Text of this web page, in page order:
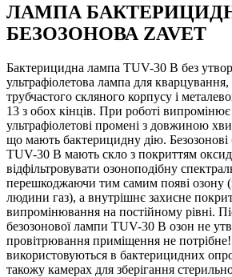
ЛАМПА
БЕЗОЗОНОВА ZAVET
Бактерицидна лампа TUV-30 B без
ультрафіолетова лампа для
трубчастого скляного корпусу і
13 з обох кінців. При роботі випромінює
ультрафіолетові промені з довжиною
що мають бактерицидну дію. Безозонові
TUV-30 B мають скло з покриттям
відфільтровувати озоноподібну
перешкоджаючи тим самим появі озону
людини газ), а внутрішнє захисне
випромінювання на постійному рівні.
безозонової лампи TUV-30 B озон не
провітрювання приміщення не
використовуються в бактерицидних
такожу камерах для зберігання